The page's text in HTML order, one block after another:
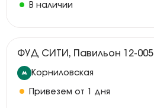
В наличии
ФУД СИТИ, Павильон 12-005
Корниловская
Привезем от 1 дня